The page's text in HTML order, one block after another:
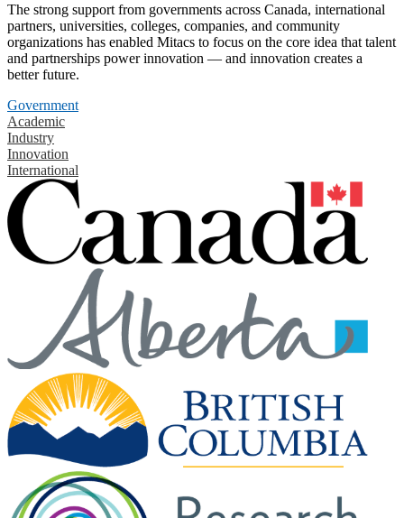
The strong support from governments across Canada, international
partners, universities, colleges, companies, and community
organizations has enabled Mitacs to focus on the core idea that talent
and partnerships power innovation — and innovation creates a
better future.
Government
Academic
Industry
Innovation
International